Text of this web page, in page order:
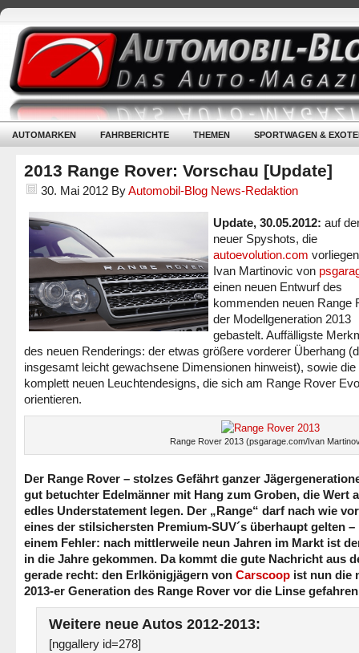
AUTOMARKEN FAHRBERICHTE THEMEN SPORTWAGEN &
2013 Range Rover: Vorschau [Update]
30. Mai 2012 ByAutomobil-Blog News-Redaktion
Update, 30.05.2012: auf
neuer Spyshots, die
autoevolution.com
Ivan Martinovic von
einen neuen Entwurf des
kommenden neuen Range
der Modellgeneration 2013
gebastelt. Auffälligste
des neuen Renderings: der etwas größere vorderer Überhang
insgesamt leicht gewachsene Dimensionen hinweist), sowie die
komplett neuen Leuchtendesigns, die sich am Range Rover
orientieren.
Range Rover 2013 (psgarage.com/Ivan
Der Range Rover – stolzes Gefährt ganzer
gut betuchter Edelmänner mit Hang zum Groben, die Wert
edles Understatement legen. Der „Range“ darf nach wie
eines der stilsichersten Premium-SUV´s überhaupt gelten –
einem Fehler: nach mittlerweile neun Jahren im Markt ist
in die Jahre gekommen. Da kommt die gute Nachricht aus
gerade recht: den Erlkönigjägern von Carscoop ist nun die
2013-er Generation des Range Rover vor die Linse
Weitere neue Autos 2012-2013:
[nggallery id=278]